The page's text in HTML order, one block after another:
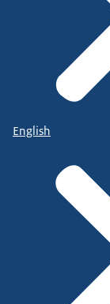
English